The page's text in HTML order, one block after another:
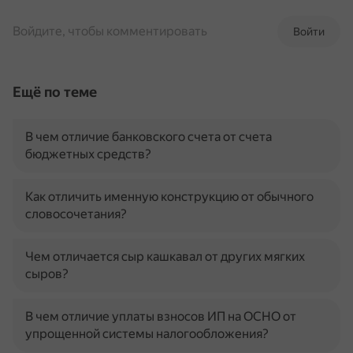
Войти
Войдите, чтобы комментировать
Ещё по теме
В чем отличие банковского счета от счета
бюджетных средств?
Как отличить именную конструкцию от обычного
словосочетания?
Чем отличается сыр кашкавал от других мягких
сыров?
В чем отличие уплаты взносов ИП на ОСНО от
упрощенной системы налогообложения?